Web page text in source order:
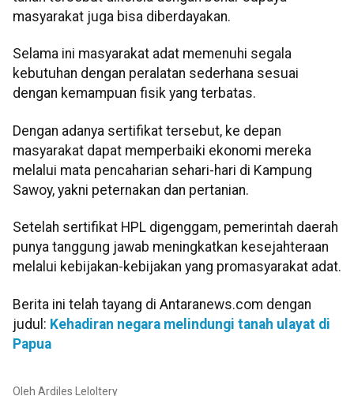
masyarakat juga bisa diberdayakan.
Selama ini masyarakat adat memenuhi segala
kebutuhan dengan peralatan sederhana sesuai
dengan kemampuan fisik yang terbatas.
Dengan adanya sertifikat tersebut, ke depan
masyarakat dapat memperbaiki ekonomi mereka
melalui mata pencaharian sehari-hari di Kampung
Sawoy, yakni peternakan dan pertanian.
Setelah sertifikat HPL digenggam, pemerintah daerah
punya tanggung jawab meningkatkan kesejahteraan
melalui kebijakan-kebijakan yang promasyarakat adat.
Berita ini telah tayang di Antaranews.com dengan
judul: Kehadiran negara melindungi tanah ulayat di
Papua
Oleh Ardiles Leloltery